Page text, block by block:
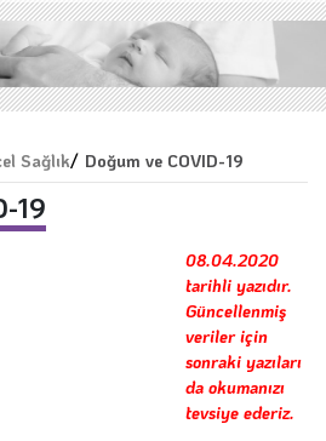
Sağlık/ Doğum ve COVID-19
19
08.04.2020
tarihli yazıdır.
Güncellenmiş
veriler için
sonraki yazıları
da okumanızı
tevsiye ederiz.